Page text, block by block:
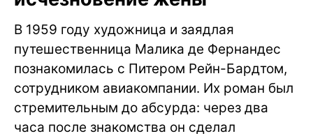
В 1959 году художница и заядлая
путешественница Малика де Фернандес
познакомилась с Питером Рейн-Бардтом,
сотрудником авиакомпании. Их роман был
стремительным до абсурда: через два
часа после знакомства он сделал